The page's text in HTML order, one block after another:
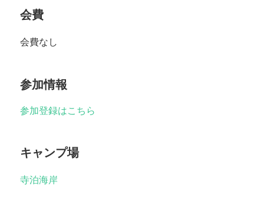
会費
会費なし
参加情報
参加登録はこちら
キャンプ場
寺泊海岸